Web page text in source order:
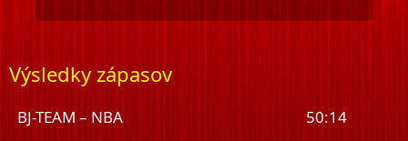
Výsledky zápasov
BJ-TEAM – NBA
50:14